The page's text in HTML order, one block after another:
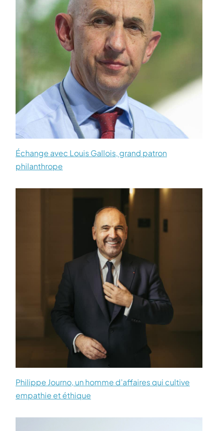
Échange avec Louis Gallois, grand patron
philanthrope
Philippe Journo, un homme d’affaires qui cultive
empathie et éthique